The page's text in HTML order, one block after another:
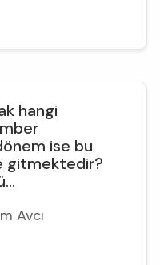
hangi
ise bu
gitmektedir?
Avcı